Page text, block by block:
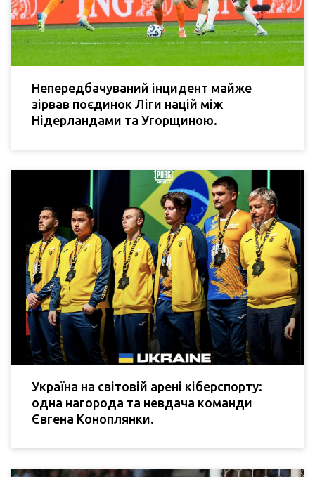
Непередбачуваний інцидент майже
зірвав поєдинок Ліги націй між
Нідерландами та Угорщиною.
Україна на світовій арені кіберспорту:
одна нагорода та невдача команди
Євгена Коноплянки.